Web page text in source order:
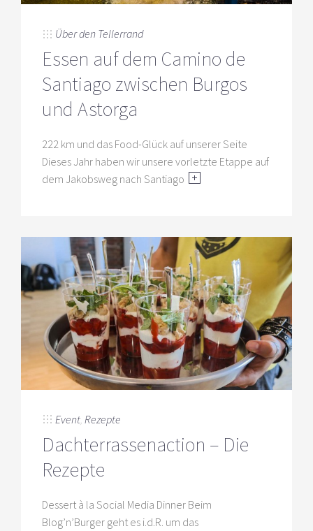
Über den Tellerrand
Essen auf dem Camino de
Santiago zwischen Burgos
und Astorga
222 km und das Food-Glück auf unserer Seite
Dieses Jahr haben wir unsere vorletzte Etappe auf
dem Jakobsweg nach Santiago
Event Rezepte
Dachterrassenaction – Die
Rezepte
Dessert à la Social Media Dinner Beim
Blog’n’Burger geht es i.d.R. um das